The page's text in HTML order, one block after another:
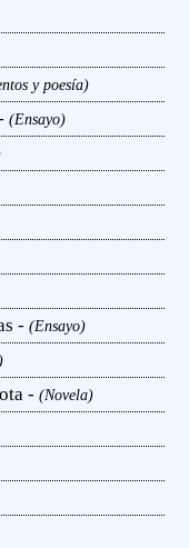
y poesía)
-(Ensayo)
-(Ensayo)
-(Novela)